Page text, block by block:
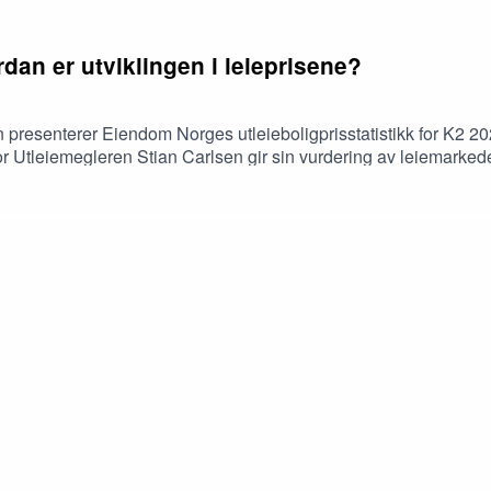
er utviklingen i leieprisene?
Eiendom Norges utleieboligprisstatistikk for K2
Utleiemegleren Stian Carlsen gir sin vurdering av
Leieboerundersøkelse.Debatt - Vi spør de unge: Hvordan
Løvold (Fpu)Leder Nicolai Østeby (Unge
Erik Lundesgaard (Eiendom Norge).